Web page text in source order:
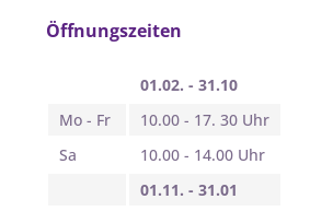
Öffnungszeiten
01.02. - 31.10
Mo - Fr
10.00 - 17. 30 Uhr
Sa
10.00 - 14.00 Uhr
01.11. - 31.01